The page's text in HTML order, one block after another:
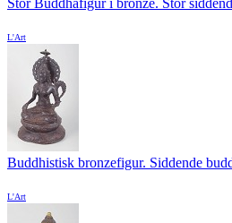
Stor Buddhafigur i bronze. Stor
L'Art
Buddhistisk bronzefigur. Siddende
L'Art